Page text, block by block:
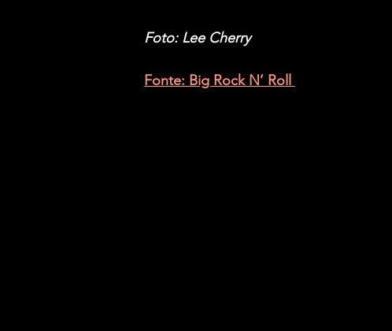
Foto: Lee Cherry
Fonte: Big Rock N’ Roll